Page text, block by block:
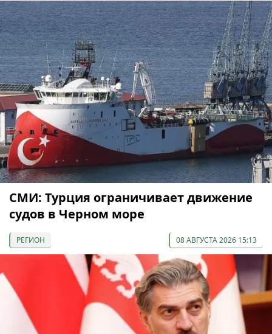
СМИ: Турция ограничивает движение
судов в Черном море
РЕГИОН 08 АВГУСТА 2026 15:13